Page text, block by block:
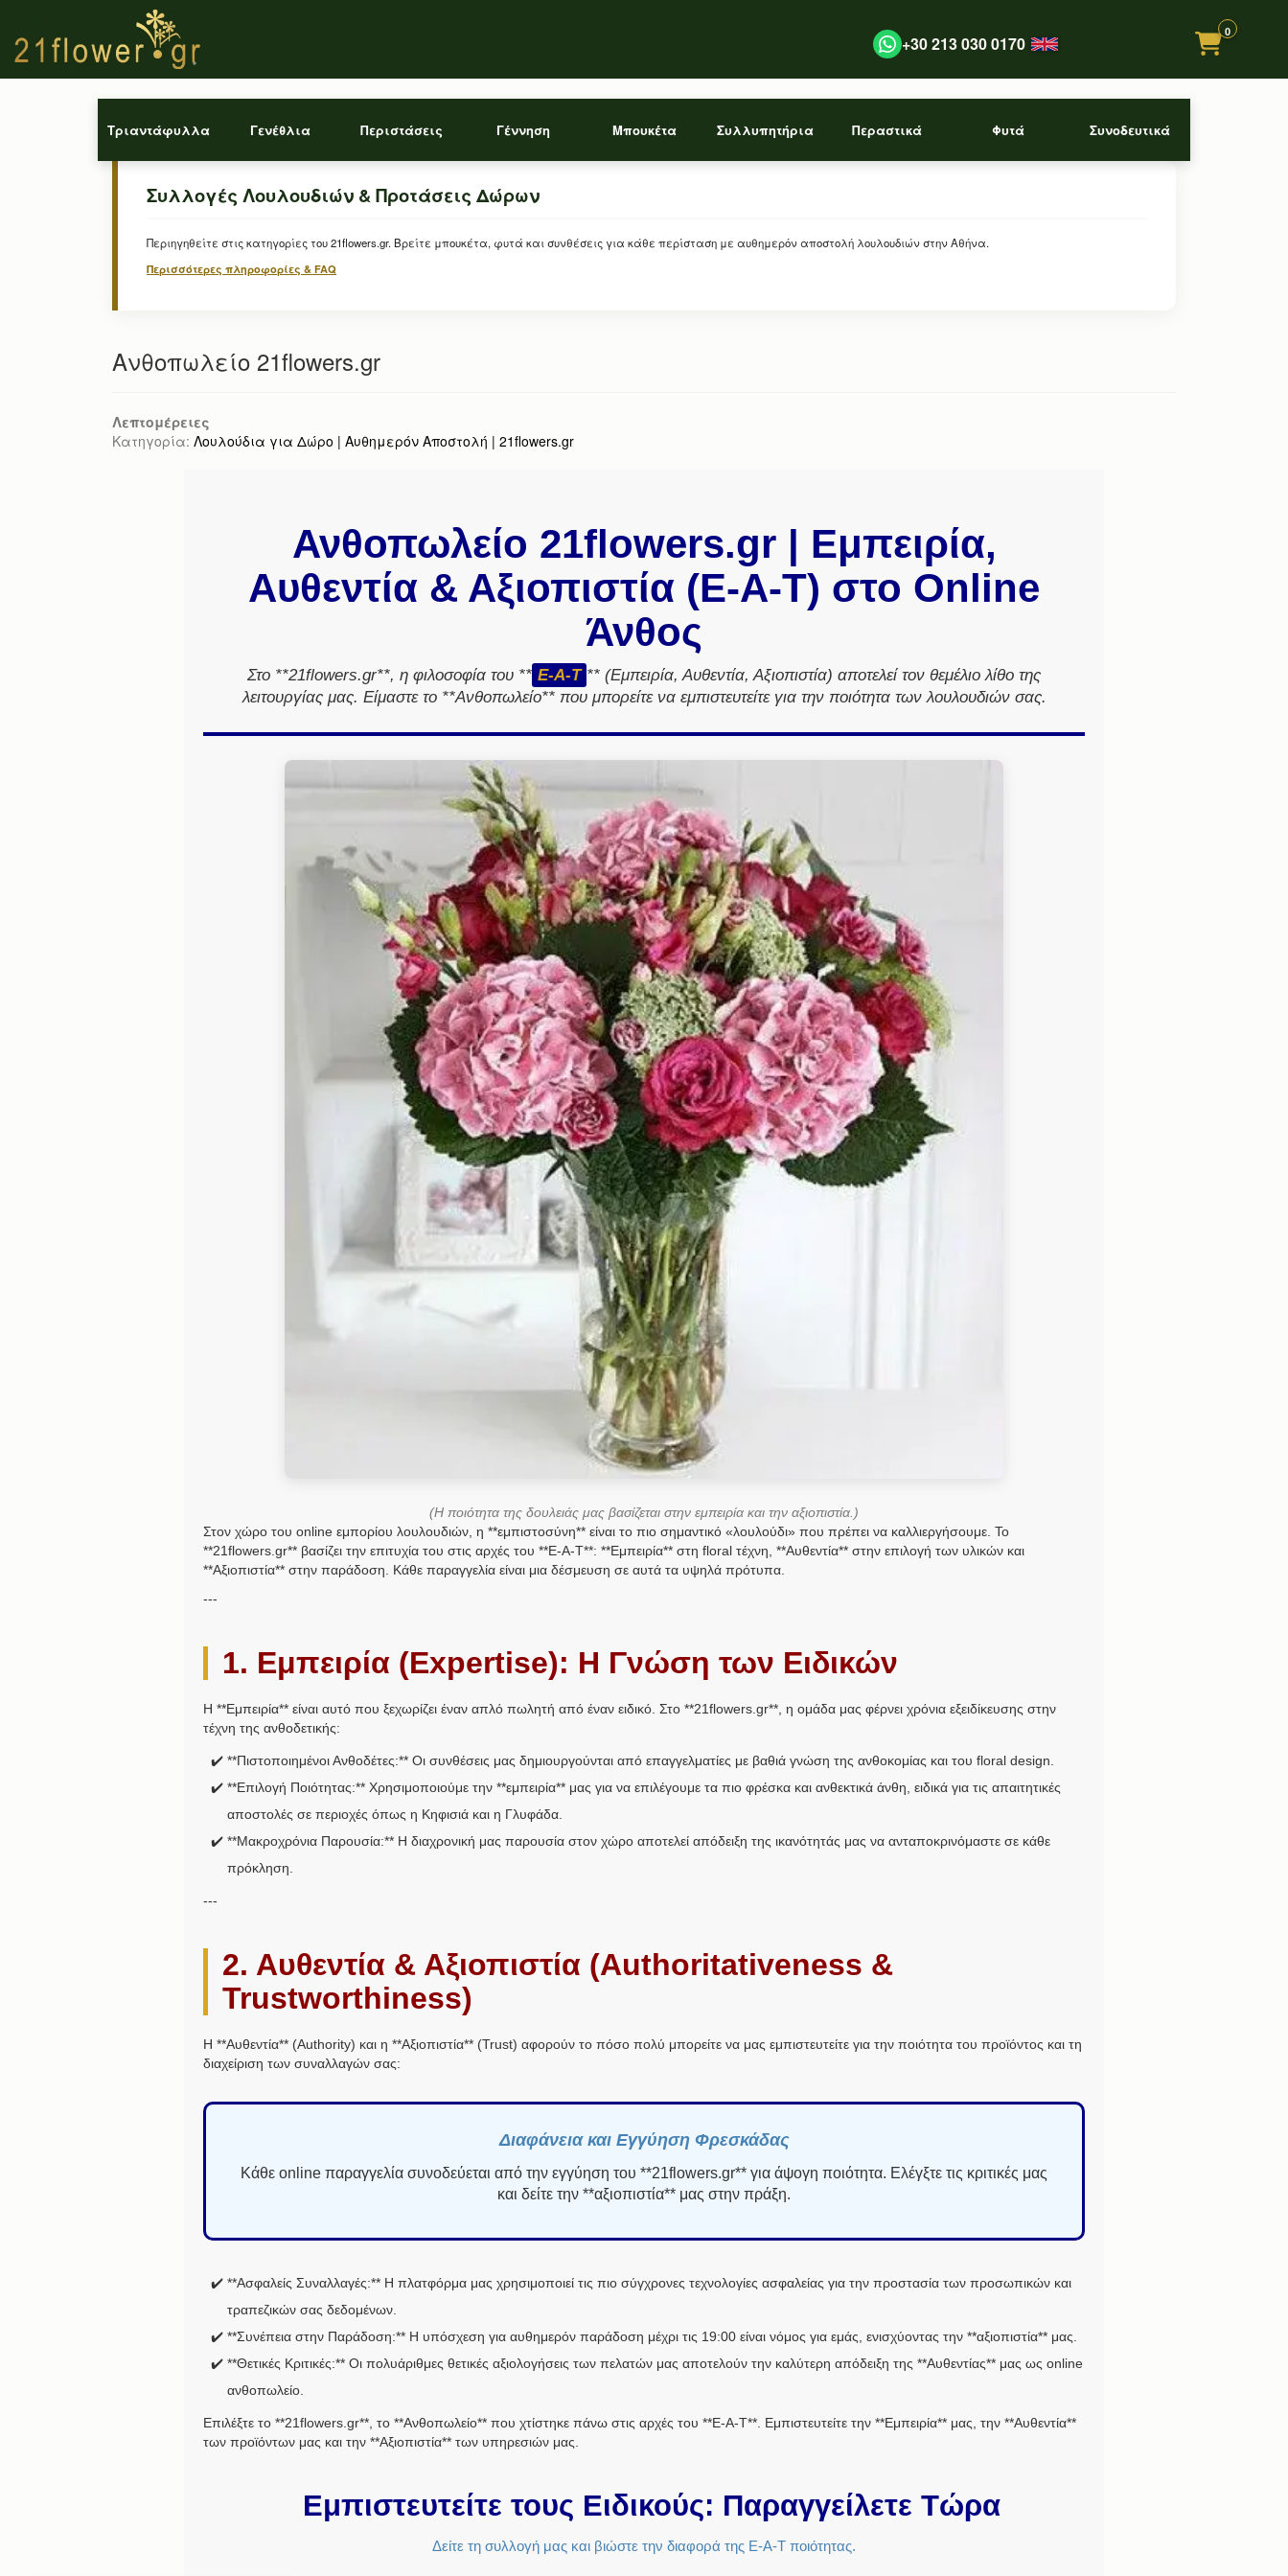
+30 213 030 0170
0
Τριαντάφυλλα Γενέθλια Περιστάσεις Γέννηση Μπουκέτα Συλλυπητήρια Περαστικά Φυτά Συνοδευτικά
Συλλογές Λουλουδιών & Προτάσεις Δώρων
Περιηγηθείτε στις κατηγορίες του 21flowers.gr. Βρείτε μπουκέτα, φυτά και συνθέσεις για κάθε περίσταση με αυθημερόν αποστολή λουλουδιών στην Αθήνα.
Περισσότερες πληροφορίες & FAQ
Ανθοπωλείο 21flowers.gr
Λεπτομέρειες
Κατηγορία: Λουλούδια για Δώρο | Αυθημερόν Αποστολή | 21flowers.gr
Ανθοπωλείο 21flowers.gr | Εμπειρία,
Αυθεντία & Αξιοπιστία (E-A-T) στο Online
Άνθος
Στο **21flowers.gr**, η φιλοσοφία του ** E-A-T ** (Εμπειρία, Αυθεντία, Αξιοπιστία) αποτελεί τον θεμέλιο λίθο της
λειτουργίας μας. Είμαστε το **Ανθοπωλείο** που μπορείτε να εμπιστευτείτε για την ποιότητα των λουλουδιών σας.
(Η ποιότητα της δουλειάς μας βασίζεται στην εμπειρία και την αξιοπιστία.)
Στον χώρο του online εμπορίου λουλουδιών, η **εμπιστοσύνη** είναι το πιο σημαντικό «λουλούδι» που πρέπει να καλλιεργήσουμε. Το
**21flowers.gr** βασίζει την επιτυχία του στις αρχές του **E-A-T**: **Εμπειρία** στη floral τέχνη, **Αυθεντία** στην επιλογή των υλικών και
**Αξιοπιστία** στην παράδοση. Κάθε παραγγελία είναι μια δέσμευση σε αυτά τα υψηλά πρότυπα.
---
1. Εμπειρία (Expertise): Η Γνώση των Ειδικών
Η **Εμπειρία** είναι αυτό που ξεχωρίζει έναν απλό πωλητή από έναν ειδικό. Στο **21flowers.gr**, η ομάδα μας φέρνει χρόνια εξειδίκευσης στην
τέχνη της ανθοδετικής:
**Πιστοποιημένοι Ανθοδέτες:** Οι συνθέσεις μας δημιουργούνται από επαγγελματίες με βαθιά γνώση της ανθοκομίας και του floral design.
**Επιλογή Ποιότητας:** Χρησιμοποιούμε την **εμπειρία** μας για να επιλέγουμε τα πιο φρέσκα και ανθεκτικά άνθη, ειδικά για τις απαιτητικές
αποστολές σε περιοχές όπως η Κηφισιά και η Γλυφάδα.
**Μακροχρόνια Παρουσία:** Η διαχρονική μας παρουσία στον χώρο αποτελεί απόδειξη της ικανότητάς μας να ανταποκρινόμαστε σε κάθε
πρόκληση.
---
2. Αυθεντία & Αξιοπιστία (Authoritativeness &
Trustworthiness)
Η **Αυθεντία** (Authority) και η **Αξιοπιστία** (Trust) αφορούν το πόσο πολύ μπορείτε να μας εμπιστευτείτε για την ποιότητα του προϊόντος και τη
διαχείριση των συναλλαγών σας:
Διαφάνεια και Εγγύηση Φρεσκάδας
Κάθε online παραγγελία συνοδεύεται από την εγγύηση του **21flowers.gr** για άψογη ποιότητα. Ελέγξτε τις κριτικές μας
και δείτε την **αξιοπιστία** μας στην πράξη.
**Ασφαλείς Συναλλαγές:** Η πλατφόρμα μας χρησιμοποιεί τις πιο σύγχρονες τεχνολογίες ασφαλείας για την προστασία των προσωπικών και
τραπεζικών σας δεδομένων.
**Συνέπεια στην Παράδοση:** Η υπόσχεση για αυθημερόν παράδοση μέχρι τις 19:00 είναι νόμος για εμάς, ενισχύοντας την **αξιοπιστία** μας.
**Θετικές Κριτικές:** Οι πολυάριθμες θετικές αξιολογήσεις των πελατών μας αποτελούν την καλύτερη απόδειξη της **Αυθεντίας** μας ως online
ανθοπωλείο.
Επιλέξτε το **21flowers.gr**, το **Ανθοπωλείο** που χτίστηκε πάνω στις αρχές του **E-A-T**. Εμπιστευτείτε την **Εμπειρία** μας, την **Αυθεντία**
των προϊόντων μας και την **Αξιοπιστία** των υπηρεσιών μας.
Εμπιστευτείτε τους Ειδικούς: Παραγγείλετε Τώρα
Δείτε τη συλλογή μας και βιώστε την διαφορά της E-A-T ποιότητας.